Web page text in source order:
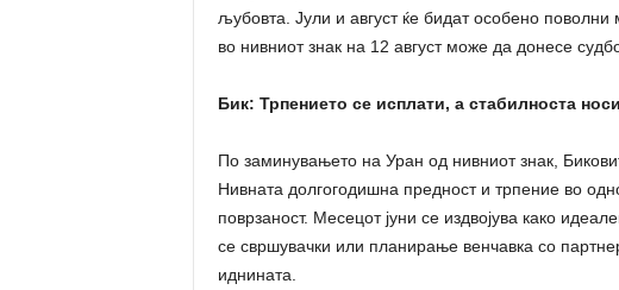
љубовта. Јули и август ќе бидат особено
во нивниот знак на 12 август може да донесе
Бик: Трпението се исплати, а стабилноста
По заминувањето на Уран од нивниот знак,
Нивната долгогодишна предност и трпение во
поврзаност. Месецот јуни се издвојува како
се свршувачки или планирање венчавка со
иднината.